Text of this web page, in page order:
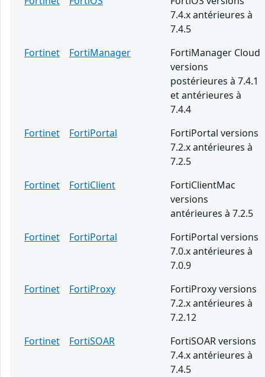
7.4.x antérieures à
7.4.5
Fortinet
FortiManager
FortiManager Cloud
versions
postérieures à 7.4.1
et antérieures à
7.4.4
Fortinet
FortiPortal
FortiPortal versions
7.2.x antérieures à
7.2.5
Fortinet
FortiClient
FortiClientMac
versions
antérieures à 7.2.5
Fortinet
FortiPortal
FortiPortal versions
7.0.x antérieures à
7.0.9
Fortinet
FortiProxy
FortiProxy versions
7.2.x antérieures à
7.2.12
Fortinet
FortiSOAR
FortiSOAR versions
7.4.x antérieures à
7.4.5